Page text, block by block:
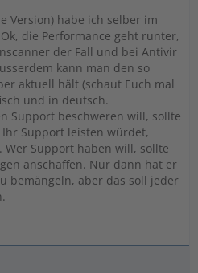
Version) habe ich selber im
die Performance geht runter,
der Fall und bei Antivir
kann man den so
aktuell hält (schaut Euch mal
und in deutsch.
Support beschweren will, sollte
Support leisten würdet,
Wer Support haben will, sollte
anschaffen. Nur dann hat er
bemängeln, aber das soll jeder